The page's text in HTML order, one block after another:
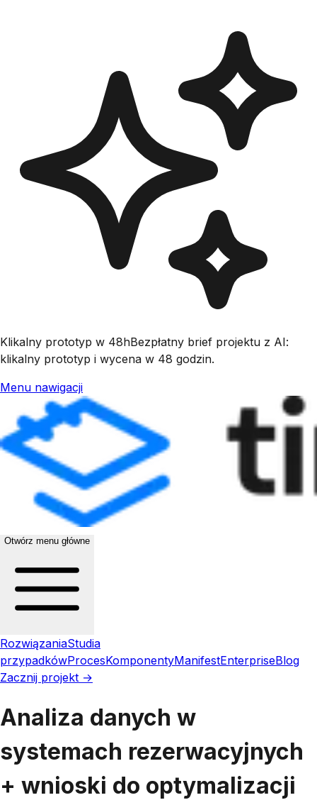
Klikalny prototyp w 48hBezpłatny brief projektu z AI:
klikalny prototyp i wycena w 48 godzin.
Menu nawigacji
Otwórz menu główne
RozwiązaniaStudia
przypadkówProcesKomponentyManifestEnterpriseBlog
Zacznij projekt →
Analiza danych w
systemach rezerwacyjnych
+ wnioski do optymalizacji